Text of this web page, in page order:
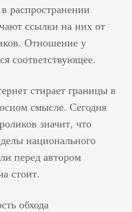
требовательным,
он блог о
юморе,
Больше…
распространении
ссылки на них от
Отношение у
соответствующее.
стирает границы в
смысле. Сегодня
значит, что
национального
перед автором
стоит.
обхода